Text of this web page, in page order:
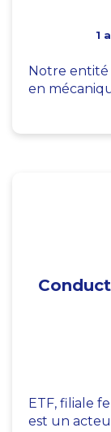
1
Notre entité
en
ETF, filiale
est un